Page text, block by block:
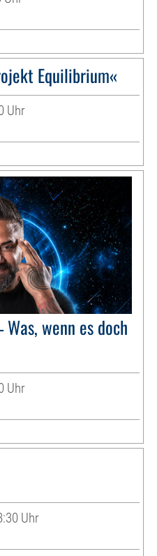
Equilibrium«
Uhr
Was, wenn es doch
Uhr
Uhr